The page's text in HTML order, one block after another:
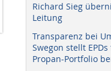
Richard Sieg
Leitung
Transparenz bei
Swegon stellt
Propan-Portfolio